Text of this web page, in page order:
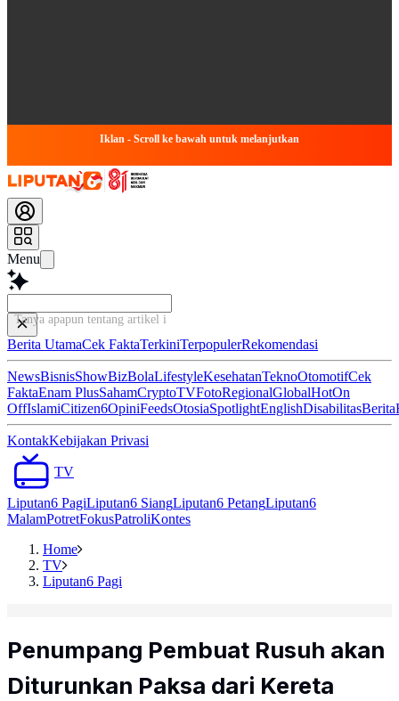
Iklan - Scroll ke bawah untuk melanjutkan
Menu
Tanya apapun tentang artikel ini...
Berita UtamaCek FaktaTerkiniTerpopulerRekomendasi
NewsBisnisShowBizBolaLifestyleKesehatanTeknoOtomotifCek
FaktaEnam PlusSahamCryptoTVFotoRegionalGlobalHotOn
OffIslamiCitizen6OpiniFeedsOtosiaSpotlightEnglishDisabilitasBerita
KontakKebijakan Privasi
TV
Liputan6 PagiLiputan6 SiangLiputan6 PetangLiputan6
MalamPotretFokusPatroliKontes
Home
TV
Liputan6 Pagi
Penumpang Pembuat Rusuh akan
Diturunkan Paksa dari Kereta